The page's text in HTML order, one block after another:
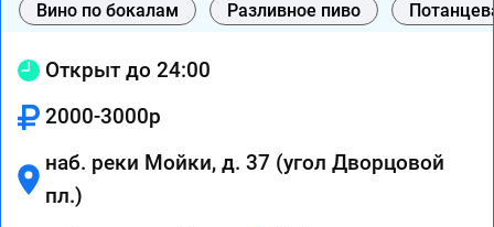
Вино по бокалам Разливное пиво
Открыт до 24:00
2000-3000р
наб. реки Мойки, д. 37 (угол Дворцовой
пл.)